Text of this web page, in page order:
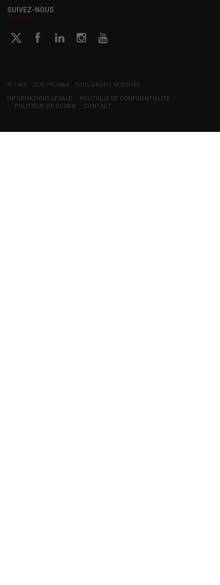
SUIVEZ-NOUS
© 1963 - 2026 PROMAX - TOUS DROITS RÉSERVÉS
INFORMATIONS LÉGALE
POLITIQUE DE CONFIDENTIALITÉ
POLITIQUE DE COOKIE
CONTACT